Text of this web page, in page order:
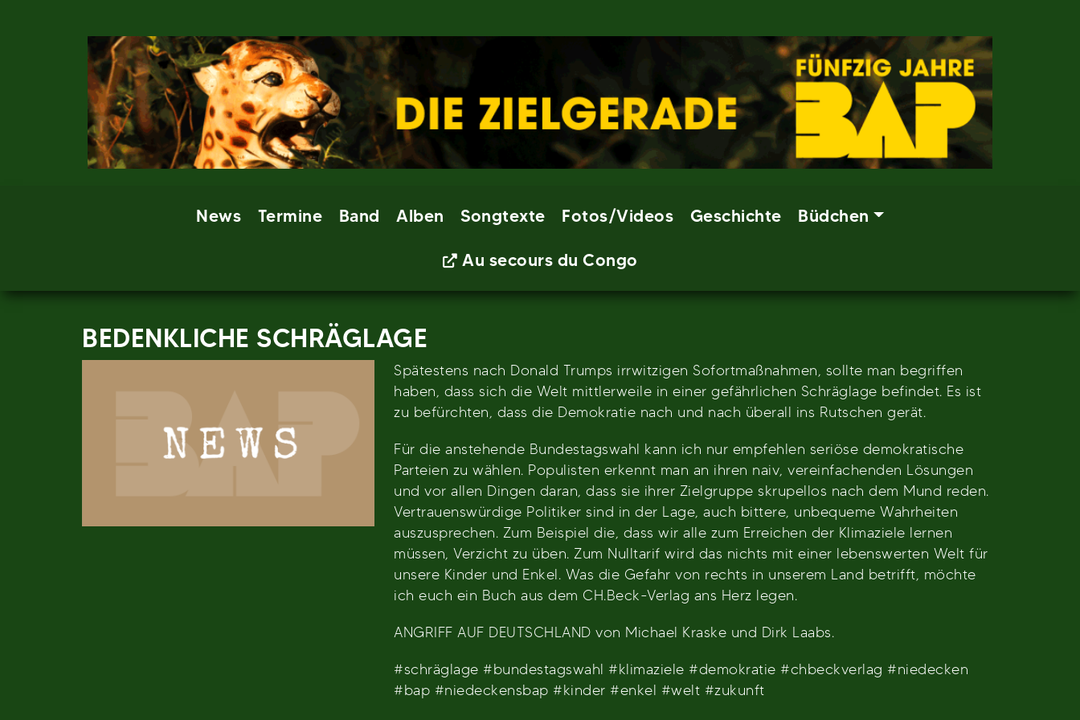
News Termine Band Alben Songtexte Fotos/Videos Geschichte Büdchen
Au secours du Congo
BEDENKLICHE SCHRÄGLAGE
Spätestens nach Donald Trumps irrwitzigen Sofortmaßnahmen, sollte man begriffen
haben, dass sich die Welt mittlerweile in einer gefährlichen Schräglage befindet. Es ist
zu befürchten, dass die Demokratie nach und nach überall ins Rutschen gerät.
Für die anstehende Bundestagswahl kann ich nur empfehlen seriöse demokratische
Parteien zu wählen. Populisten erkennt man an ihren naiv, vereinfachenden Lösungen
und vor allen Dingen daran, dass sie ihrer Zielgruppe skrupellos nach dem Mund reden.
Vertrauenswürdige Politiker sind in der Lage, auch bittere, unbequeme Wahrheiten
auszusprechen. Zum Beispiel die, dass wir alle zum Erreichen der Klimaziele lernen
müssen, Verzicht zu üben. Zum Nulltarif wird das nichts mit einer lebenswerten Welt für
unsere Kinder und Enkel. Was die Gefahr von rechts in unserem Land betrifft, möchte
ich euch ein Buch aus dem CH.Beck-Verlag ans Herz legen.
ANGRIFF AUF DEUTSCHLAND von Michael Kraske und Dirk Laabs.
#schräglage #bundestagswahl #klimaziele #demokratie #chbeckverlag #niedecken
#bap #niedeckensbap #kinder #enkel #welt #zukunft